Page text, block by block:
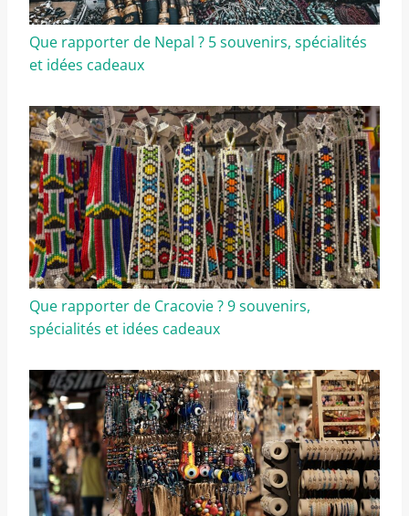
Que rapporter de Nepal ? 5 souvenirs, spécialités
et idées cadeaux
Que rapporter de Cracovie ? 9 souvenirs,
spécialités et idées cadeaux